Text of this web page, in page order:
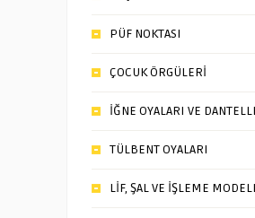
PÜF NOKTASI
ÇOCUK ÖRGÜLERİ
İĞNE OYALARI VE
TÜLBENT OYALARI
LİF, ŞAL VE İŞLEME